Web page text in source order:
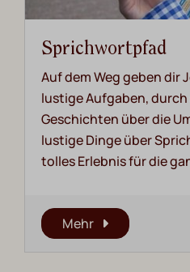
Sprichwortpfad
Auf dem Weg geben dir
lustige Aufgaben,
Geschichten über die
lustige Dinge über
tolles Erlebnis für die
Mehr